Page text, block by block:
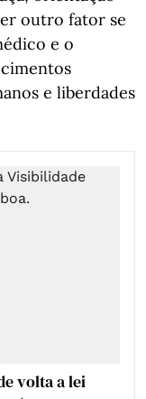
outro fator se
e o
e liberdades
volta a lei